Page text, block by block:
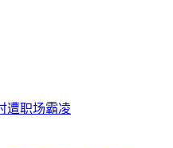
遭职场霸凌